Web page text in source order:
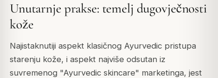
Unutarnje prakse: temelj dugovječnosti
kože
Najistaknutiji aspekt klasičnog Ayurvedic pristupa
starenju kože, i aspekt najviše odsutan iz
suvremenog "Ayurvedic skincare" marketinga, jest